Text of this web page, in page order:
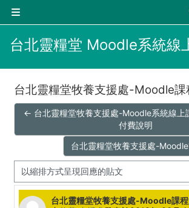
側板
台北靈糧堂 Moodle系統線
台北靈糧堂牧養支援處-Moodle課
← 台北靈糧堂牧養支援處-Moodle系統線上
付費說明
台北靈糧堂牧養支援處-
顯示模式
台北靈糧堂牧養支援處-Moodle課
Number of replies: 0